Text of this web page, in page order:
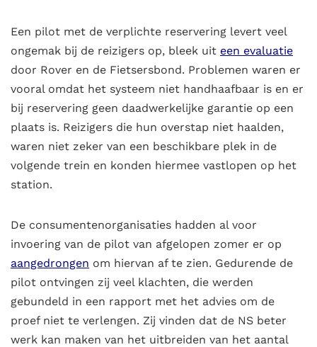
Een pilot met de verplichte reservering levert veel
ongemak bij de reizigers op, bleek uit een evaluatie
door Rover en de Fietsersbond. Problemen waren er
vooral omdat het systeem niet handhaafbaar is en er
bij reservering geen daadwerkelijke garantie op een
plaats is. Reizigers die hun overstap niet haalden,
waren niet zeker van een beschikbare plek in de
volgende trein en konden hiermee vastlopen op het
station.
De consumentenorganisaties hadden al voor
invoering van de pilot van afgelopen zomer er op
aangedrongen om hiervan af te zien. Gedurende de
pilot ontvingen zij veel klachten, die werden
gebundeld in een rapport met het advies om de
proef niet te verlengen. Zij vinden dat de NS beter
werk kan maken van het uitbreiden van het aantal